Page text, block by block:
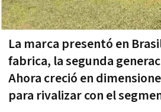
La marca presentó en
fabrica, la segunda
Ahora creció en
para rivalizar con el